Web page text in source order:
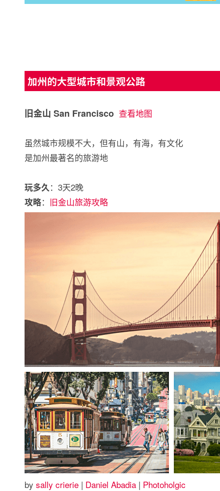
加州的大型城市和景观公路
旧金山 San Francisco 查看地图
虽然城市规模不大，但有山，有海，有文化
是加州最著名的旅游地
玩多久：3天2晚
攻略： 旧金山旅游攻略
by sally crierie | Daniel Abadia | Photoholgic